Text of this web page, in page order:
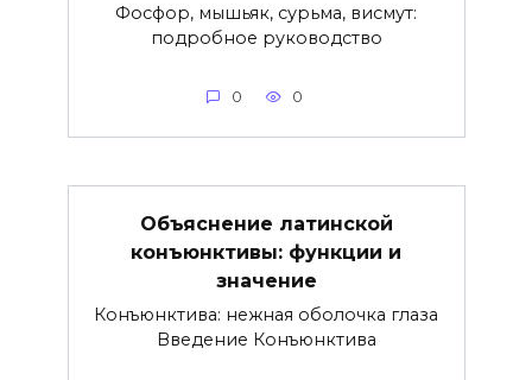
Фосфор, мышьяк, сурьма, висмут:
подробное руководство
0 0
Объяснение латинской
конъюнктивы: функции и
значение
Конъюнктива: нежная оболочка глаза
Введение Конъюнктива